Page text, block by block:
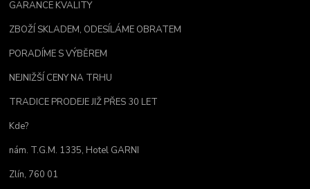
GARANCE KVALITY
ZBOŽÍ SKLADEM, ODESÍLÁME OBRATEM
PORADÍME S VÝBĚREM
NEJNIŽŠÍ CENY NA TRHU
TRADICE PRODEJE JIŽ PŘES 30 LET
Kde?
nám. T.G.M. 1335, Hotel GARNI
Zlín, 760 01